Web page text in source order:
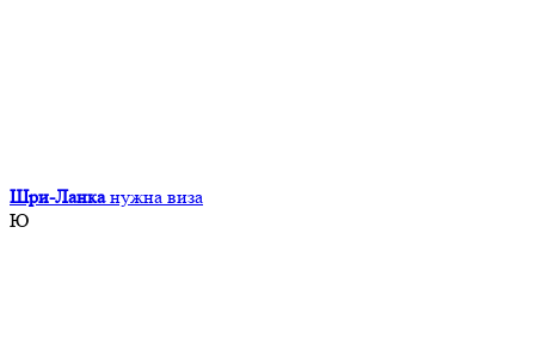
Шри-Ланка нужна виза
Ю